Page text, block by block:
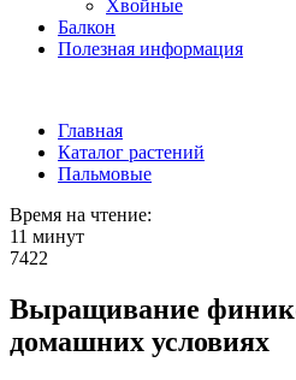
Хвойные
Балкон
Полезная информация
Главная
Каталог растений
Пальмовые
Время на чтение:
11 минут
7422
Выращивание
домашних условиях